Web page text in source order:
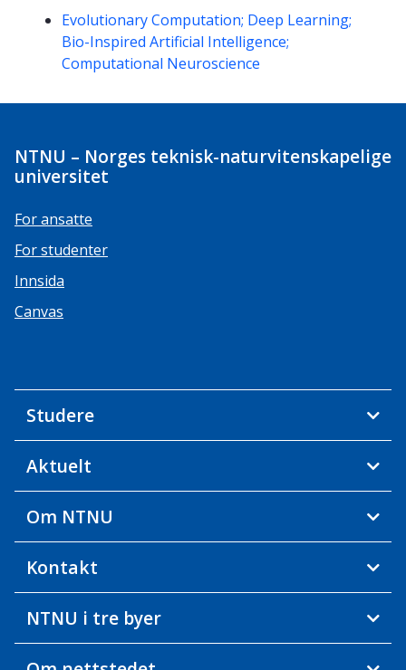
Kompetanseord
Evolutionary Computation; Deep Learning;
Bio-Inspired Artificial Intelligence;
Computational Neuroscience
NTNU – Norges teknisk-naturvitenskapelige
universitet
For ansatte
For studenter
Innsida
Canvas
Studere
Aktuelt
Om NTNU
Kontakt
NTNU i tre byer